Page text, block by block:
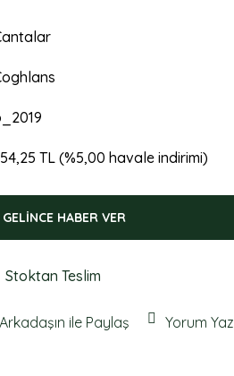
TL (%5,00 havale indirimi)
GELİNCE HABER VER
Stoktan Teslim
Arkadaşın ile Paylaş
Yorum Yaz